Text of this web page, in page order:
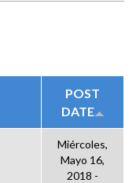
POST
DATE
Miércoles,
Mayo 16,
2018 -